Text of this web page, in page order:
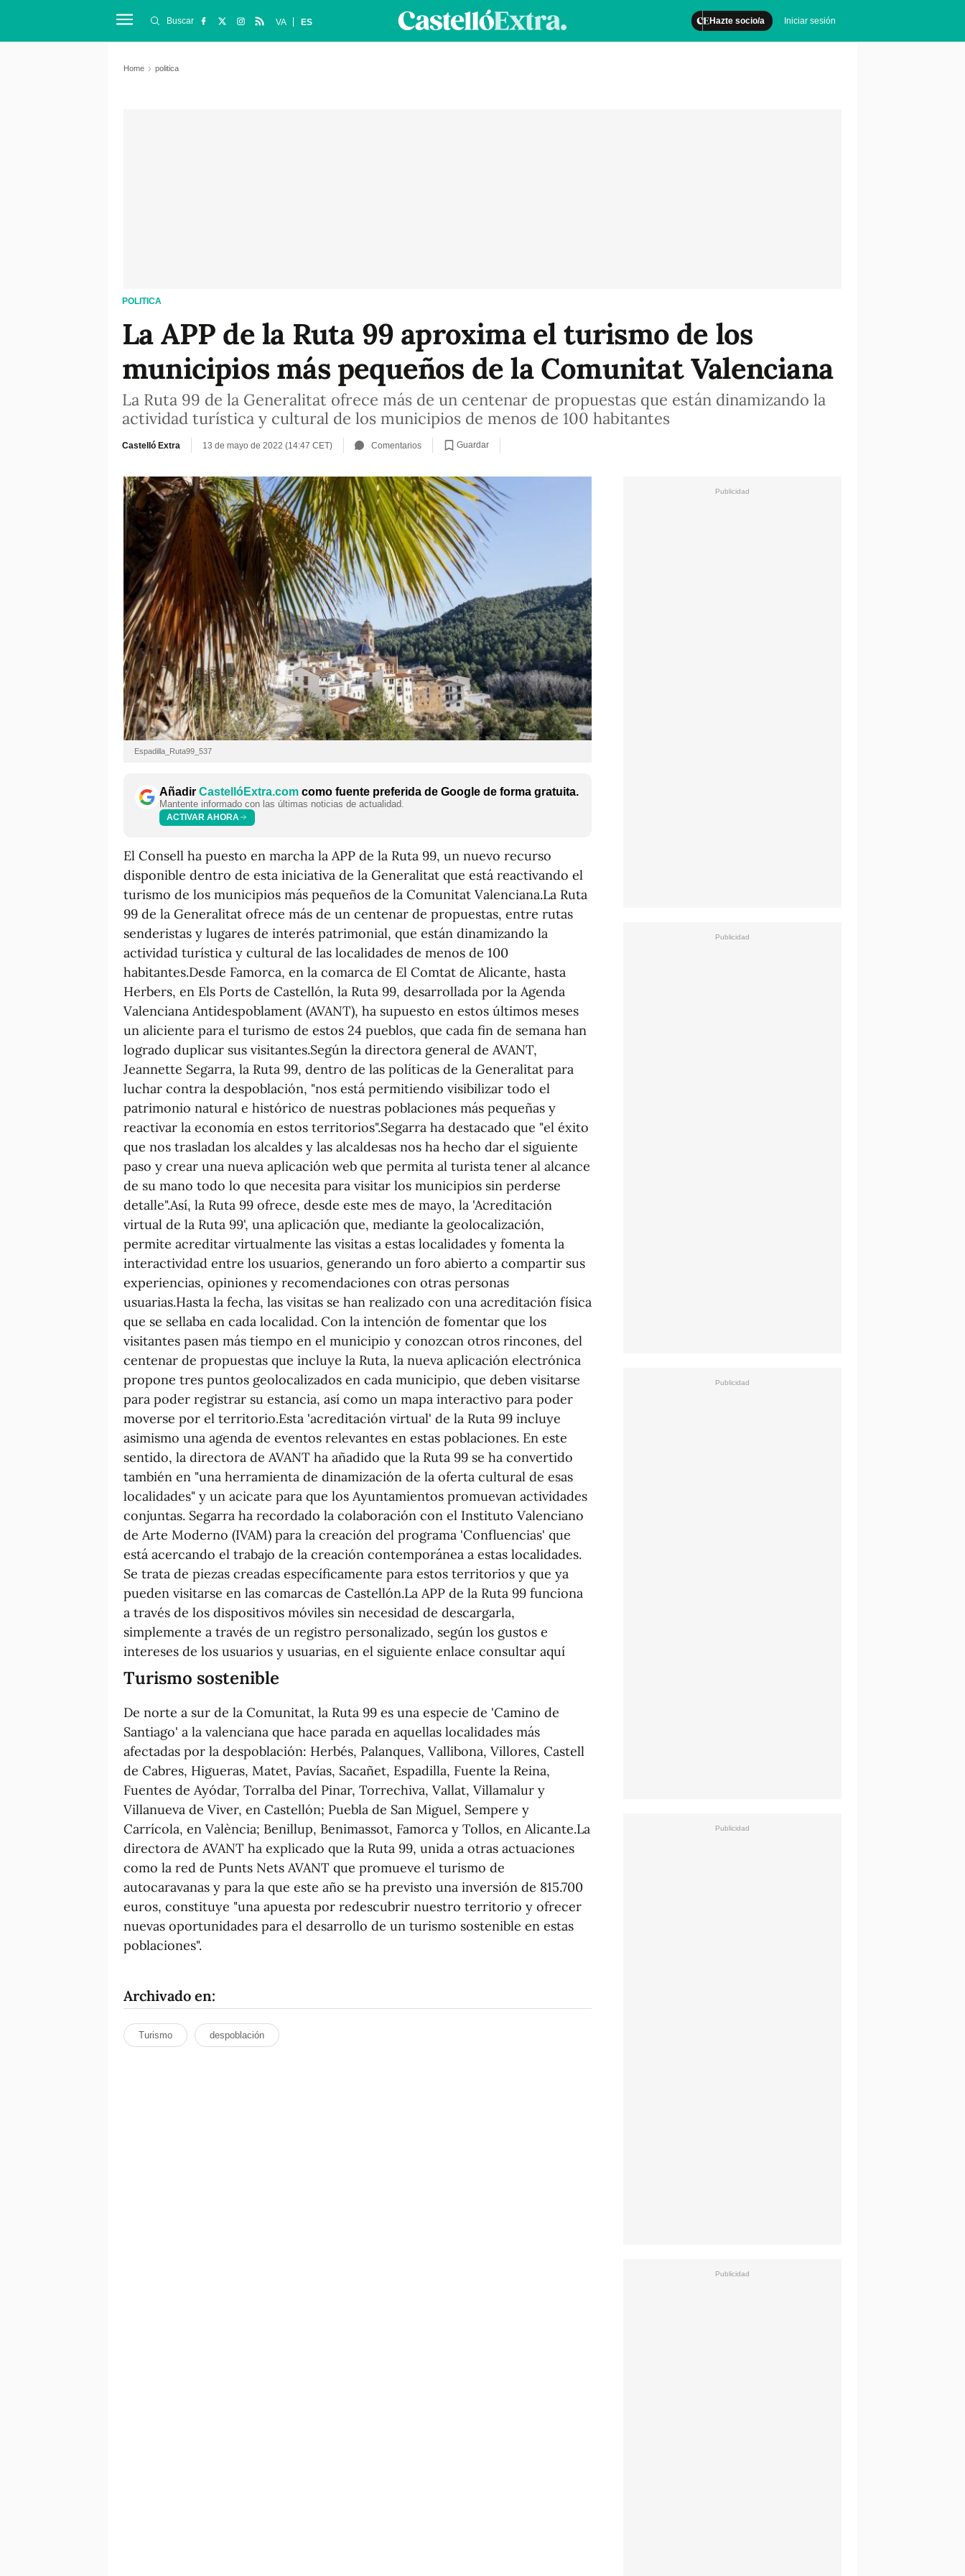
Hazte socio/a Iniciar sesión
Buscar VA ES
Home politica
POLITICA
La APP de la Ruta 99 aproxima el turismo de los
municipios más pequeños de la Comunitat Valenciana
La Ruta 99 de la Generalitat ofrece más de un centenar de propuestas que están dinamizando la
actividad turística y cultural de los municipios de menos de 100 habitantes
Castelló Extra 13 de mayo de 2022 (14:47 CET) Comentarios Guardar
Espadilla_Ruta99_537
Añadir CastellóExtra.com como fuente preferida de Google de forma gratuita.
Mantente informado con las últimas noticias de actualidad.
ACTIVAR AHORA
El Consell ha puesto en marcha la APP de la Ruta 99, un nuevo recurso
disponible dentro de esta iniciativa de la Generalitat que está reactivando el
turismo de los municipios más pequeños de la Comunitat Valenciana.La Ruta
99 de la Generalitat ofrece más de un centenar de propuestas, entre rutas
senderistas y lugares de interés patrimonial, que están dinamizando la
actividad turística y cultural de las localidades de menos de 100
habitantes.Desde Famorca, en la comarca de El Comtat de Alicante, hasta
Herbers, en Els Ports de Castellón, la Ruta 99, desarrollada por la Agenda
Valenciana Antidespoblament (AVANT), ha supuesto en estos últimos meses
un aliciente para el turismo de estos 24 pueblos, que cada fin de semana han
logrado duplicar sus visitantes.Según la directora general de AVANT,
Jeannette Segarra, la Ruta 99, dentro de las políticas de la Generalitat para
luchar contra la despoblación, "nos está permitiendo visibilizar todo el
patrimonio natural e histórico de nuestras poblaciones más pequeñas y
reactivar la economía en estos territorios".Segarra ha destacado que "el éxito
que nos trasladan los alcaldes y las alcaldesas nos ha hecho dar el siguiente
paso y crear una nueva aplicación web que permita al turista tener al alcance
de su mano todo lo que necesita para visitar los municipios sin perderse
detalle".Así, la Ruta 99 ofrece, desde este mes de mayo, la 'Acreditación
virtual de la Ruta 99', una aplicación que, mediante la geolocalización,
permite acreditar virtualmente las visitas a estas localidades y fomenta la
interactividad entre los usuarios, generando un foro abierto a compartir sus
experiencias, opiniones y recomendaciones con otras personas
usuarias.Hasta la fecha, las visitas se han realizado con una acreditación física
que se sellaba en cada localidad. Con la intención de fomentar que los
visitantes pasen más tiempo en el municipio y conozcan otros rincones, del
centenar de propuestas que incluye la Ruta, la nueva aplicación electrónica
propone tres puntos geolocalizados en cada municipio, que deben visitarse
para poder registrar su estancia, así como un mapa interactivo para poder
moverse por el territorio.Esta 'acreditación virtual' de la Ruta 99 incluye
asimismo una agenda de eventos relevantes en estas poblaciones. En este
sentido, la directora de AVANT ha añadido que la Ruta 99 se ha convertido
también en "una herramienta de dinamización de la oferta cultural de esas
localidades" y un acicate para que los Ayuntamientos promuevan actividades
conjuntas. Segarra ha recordado la colaboración con el Instituto Valenciano
de Arte Moderno (IVAM) para la creación del programa 'Confluencias' que
está acercando el trabajo de la creación contemporánea a estas localidades.
Se trata de piezas creadas específicamente para estos territorios y que ya
pueden visitarse en las comarcas de Castellón.La APP de la Ruta 99 funciona
a través de los dispositivos móviles sin necesidad de descargarla,
simplemente a través de un registro personalizado, según los gustos e
intereses de los usuarios y usuarias, en el siguiente enlace consultar aquí
Turismo sostenible
De norte a sur de la Comunitat, la Ruta 99 es una especie de 'Camino de
Santiago' a la valenciana que hace parada en aquellas localidades más
afectadas por la despoblación: Herbés, Palanques, Vallibona, Villores, Castell
de Cabres, Higueras, Matet, Pavías, Sacañet, Espadilla, Fuente la Reina,
Fuentes de Ayódar, Torralba del Pinar, Torrechiva, Vallat, Villamalur y
Villanueva de Viver, en Castellón; Puebla de San Miguel, Sempere y
Carrícola, en València; Benillup, Benimassot, Famorca y Tollos, en Alicante.La
directora de AVANT ha explicado que la Ruta 99, unida a otras actuaciones
como la red de Punts Nets AVANT que promueve el turismo de
autocaravanas y para la que este año se ha previsto una inversión de 815.700
euros, constituye "una apuesta por redescubrir nuestro territorio y ofrecer
nuevas oportunidades para el desarrollo de un turismo sostenible en estas
poblaciones".
Archivado en:
Turismo despoblación